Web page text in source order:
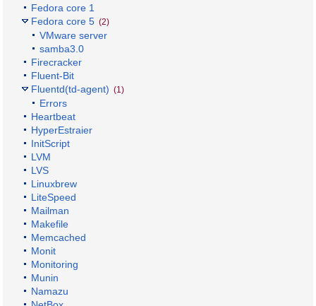
Fedora core 1
Fedora core 5 (2)
VMware server
samba3.0
Firecracker
Fluent-Bit
Fluentd(td-agent) (1)
Errors
Heartbeat
HyperEstraier
InitScript
LVM
LVS
Linuxbrew
LiteSpeed
Mailman
Makefile
Memcached
Monit
Monitoring
Munin
Namazu